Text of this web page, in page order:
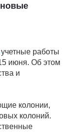
учетные работы
июня. Об этом
и
колонии,
колоний.